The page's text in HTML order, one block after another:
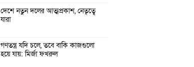
দেশে নতুন দলের আত্মপ্রকাশ, নেতৃত্বে
যারা
গণতন্ত্র যদি চলে, তবে বাকি কাজগুলো
হয়ে যায়: মির্জা ফখরুল